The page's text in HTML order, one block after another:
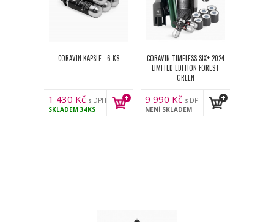
CORAVIN KAPSLE - 6 KS
1 430 Kč s DPH
SKLADEM34KS
CORAVIN TIMELESS SIX+ 2024
LIMITED EDITION FOREST
GREEN
9 990 Kč s DPH
NENÍ SKLADEM